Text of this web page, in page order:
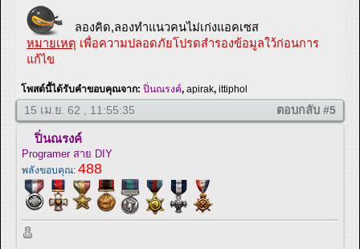
ลองคิด,ลองทำแนวคนไม่เก่งแอคเซส
หมายเหตุ เพื่อความปลอดภัยโปรดสำรองข้อมูลใว้ก่อนการ
แก้ไข
โพสต์นี้ได้รับคำขอบคุณจาก: ปิ่นณรงค์, apirak, ittiphol
15 เม.ย. 62 , 11:55:35 ตอบกลับ #5
ปิ่นณรงค์
Programer สาย DIY
พลังขอบคุณ: 488